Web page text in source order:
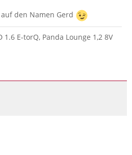
den Namen Gerd
1.6 E-torQ, Panda Lounge 1,2 8V